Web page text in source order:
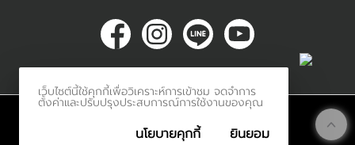
Innerethai.com All Rights Reserved.
เว็บไซต์นี้ใช้คุกกี้เพื่อวิเคราะห์การเข้าชม จดจำการ
ตั้งค่าและปรับปรุงประสบการณ์การใช้งานของคุณ
นโยบายคุกกี้ ยินยอม